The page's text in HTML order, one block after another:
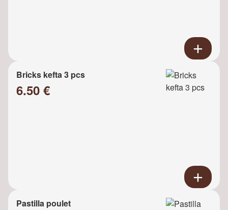
Bricks kefta 3 pcs
6.50 €
Pastilla poulet